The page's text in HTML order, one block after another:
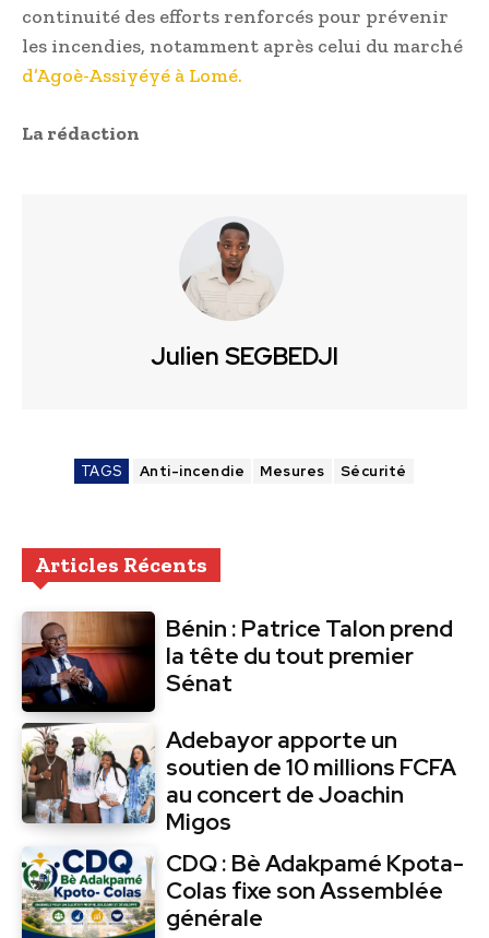
continuité des efforts renforcés pour prévenir
les incendies, notamment après celui du marché
d’Agoè-Assiyéyé à Lomé.
La rédaction
Julien SEGBEDJI
TAGS Anti-incendie Mesures Sécurité
Articles Récents
Bénin : Patrice Talon prend
la tête du tout premier
Sénat
Adebayor apporte un
soutien de 10 millions FCFA
au concert de Joachin
Migos
CDQ : Bè Adakpamé Kpota-
Colas fixe son Assemblée
générale